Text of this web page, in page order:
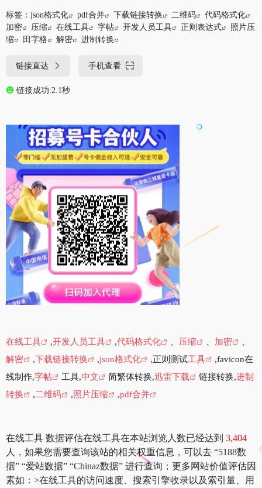
标签： json格式化 pdf合并 下载链接转换 二维码
代码格式化
加密
压缩 在线工具 字帖 开发人员工具 正则表达式
照片压
缩
田字格 解密 进制转换
链接直达 手机查看
链接成功:2.1秒
在线工具 ,开发人员工具 ,代码格式化 压缩 加密
解密
,下载链接转换 ,json格式化 ,正则测试工具
,favicon在
线制作,字帖 工具,中文 简繁体转换,迅雷下载 链接转换,进制
转换
,二维码 ,照片压缩 ,pdf合并
在线工具 数据评估在线工具在本站浏览人数已经达到 3,404
人，如果您需要查询该站的相关权重信息，可以去 “5188数
据” “爱站数据” “Chinaz数据” 进行查询；更多网站价值评估因
素如：>在线工具的访问速度、搜索引擎收录以及索引量、用